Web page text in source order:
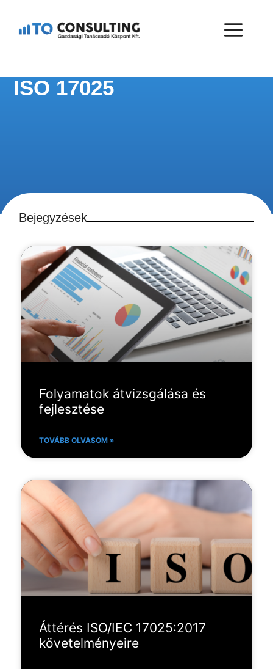
ISO 17025
Bejegyzések
Folyamatok átvizsgálása és
fejlesztése
TOVÁBB OLVASOM »
Áttérés ISO/IEC 17025:2017
követelményeire